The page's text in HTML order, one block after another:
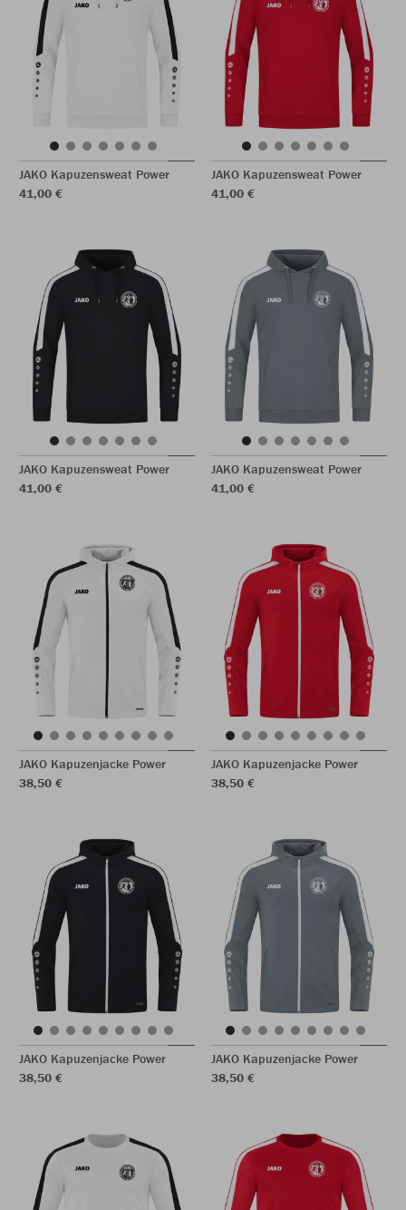
JAKO Kapuzensweat Power
41,00 €
JAKO Kapuzensweat Power
41,00 €
JAKO Kapuzensweat Power
41,00 €
JAKO Kapuzensweat Power
41,00 €
JAKO Kapuzenjacke Power
38,50 €
JAKO Kapuzenjacke Power
38,50 €
JAKO Kapuzenjacke Power
38,50 €
JAKO Kapuzenjacke Power
38,50 €